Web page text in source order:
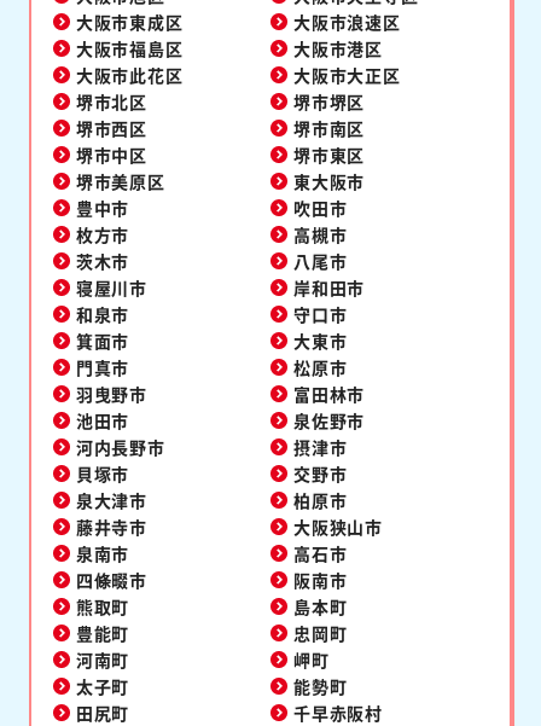
大阪市東成区
大阪市浪速区
大阪市福島区
大阪市港区
大阪市此花区
大阪市大正区
堺市北区
堺市堺区
堺市西区
堺市南区
堺市中区
堺市東区
堺市美原区
東大阪市
豊中市
吹田市
枚方市
高槻市
茨木市
八尾市
寝屋川市
岸和田市
和泉市
守口市
箕面市
大東市
門真市
松原市
羽曳野市
富田林市
池田市
泉佐野市
河内長野市
摂津市
貝塚市
交野市
泉大津市
柏原市
藤井寺市
大阪狭山市
泉南市
高石市
四條畷市
阪南市
熊取町
島本町
豊能町
忠岡町
河南町
岬町
太子町
能勢町
田尻町
千早赤阪村